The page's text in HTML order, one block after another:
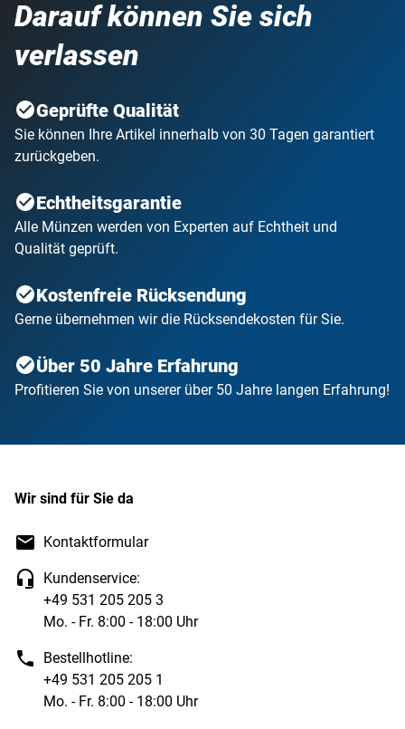
Darauf können Sie sich
verlassen
Geprüfte Qualität
Sie können Ihre Artikel innerhalb von 30 Tagen garantiert
zurückgeben.
Echtheitsgarantie
Alle Münzen werden von Experten auf Echtheit und
Qualität geprüft.
Kostenfreie Rücksendung
Gerne übernehmen wir die Rücksendekosten für Sie.
Über 50 Jahre Erfahrung
Profitieren Sie von unserer über 50 Jahre langen Erfahrung!
Wir sind für Sie da
Kontaktformular
Kundenservice:
+49 531 205 205 3
Mo. - Fr. 8:00 - 18:00 Uhr
Bestellhotline:
+49 531 205 205 1
Mo. - Fr. 8:00 - 18:00 Uhr